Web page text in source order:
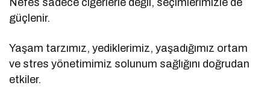
güçlenir.
Yaşam tarzımız, yediklerimiz, yaşadığımız ortam
ve stres yönetimimiz solunum sağlığını doğrudan
etkiler.